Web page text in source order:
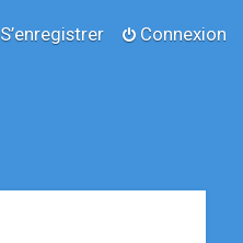
Connexion
S’enregistrer